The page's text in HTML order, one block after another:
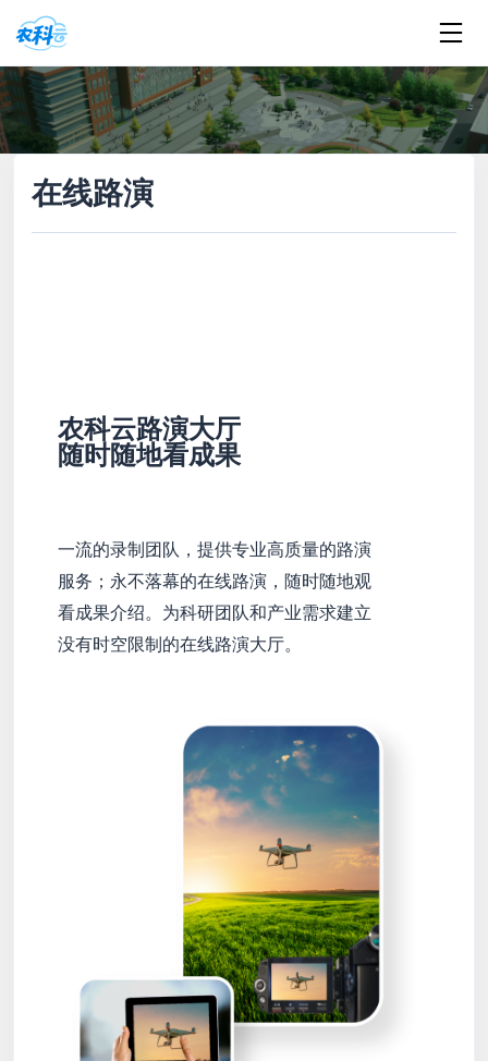
在线路演
农科云路演大厅
随时随地看成果
一流的录制团队，提供专业高质量的路演
服务；永不落幕的在线路演，随时随地观
看成果介绍。为科研团队和产业需求建立
没有时空限制的在线路演大厅。